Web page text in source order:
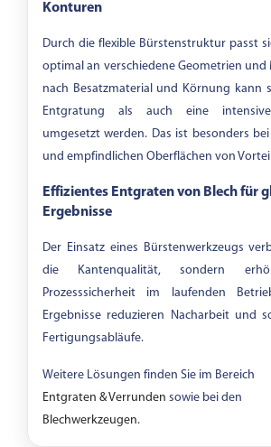
Konturen
Durch die flexible Bürstenstruktur passt
optimal an verschiedene Geometrien und
nach Besatzmaterial und Körnung kann
Entgratung als auch eine
umgesetzt werden. Das ist besonders
und empfindlichen Oberflächen von
Effizientes Entgraten von Blech für
Ergebnisse
Der Einsatz eines Bürstenwerkzeugs
die Kantenqualität, sondern
Prozesssicherheit im laufenden
Ergebnisse reduzieren Nacharbeit und
Fertigungsabläufe.
Weitere Lösungen finden Sie im Bereich
Entgraten & Verrunden sowie bei den
Blechwerkzeugen.